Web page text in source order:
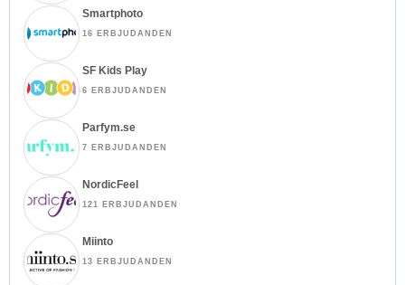
Smartphoto
16 ERBJUDANDEN
SF Kids Play
6 ERBJUDANDEN
Parfym.se
7 ERBJUDANDEN
NordicFeel
121 ERBJUDANDEN
Miinto
13 ERBJUDANDEN